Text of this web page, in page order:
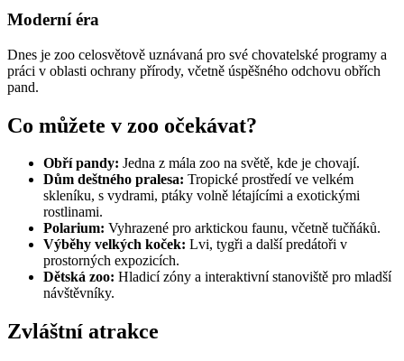
Moderní éra
Dnes je zoo celosvětově uznávaná pro své chovatelské programy a
práci v oblasti ochrany přírody, včetně úspěšného odchovu obřích
pand.
Co můžete v zoo očekávat?
Obří pandy: Jedna z mála zoo na světě, kde je chovají.
Dům deštného pralesa: Tropické prostředí ve velkém
skleníku, s vydrami, ptáky volně létajícími a exotickými
rostlinami.
Polarium: Vyhrazené pro arktickou faunu, včetně tučňáků.
Výběhy velkých koček: Lvi, tygři a další predátoři v
prostorných expozicích.
Dětská zoo: Hladicí zóny a interaktivní stanoviště pro mladší
návštěvníky.
Zvláštní atrakce